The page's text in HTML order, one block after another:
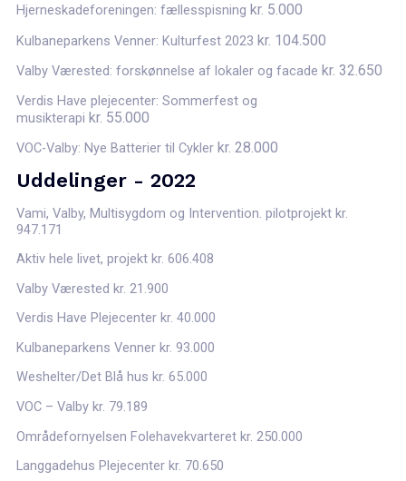
Hjerneskadeforeningen: fællesspisning kr. 5.000
Kulbaneparkens Venner: Kulturfest 2023 kr. 104.500
Valby Værested: forskønnelse af lokaler og facade kr. 32.650
Verdis Have plejecenter: Sommerfest og
musikterapi kr. 55.000
VOC-Valby: Nye Batterier til Cykler kr. 28.000
Uddelinger - 2022
Vami, Valby, Multisygdom og Intervention. pilotprojekt kr.
947.171
Aktiv hele livet, projekt kr. 606.408
Valby Værested kr. 21.900
Verdis Have Plejecenter kr. 40.000
Kulbaneparkens Venner kr. 93.000
Weshelter/Det Blå hus kr. 65.000
VOC – Valby kr. 79.189
Områdefornyelsen Folehavekvarteret kr. 250.000
Langgadehus Plejecenter kr. 70.650